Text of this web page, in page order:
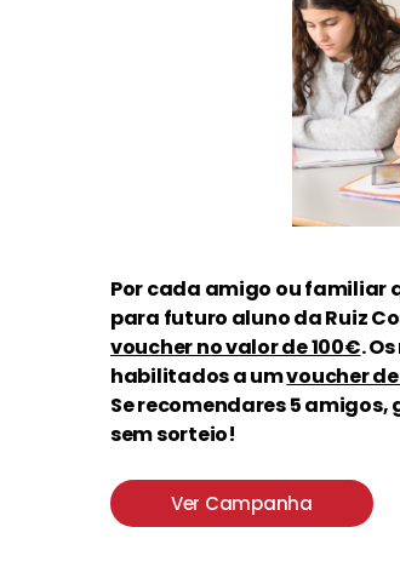
Por cada amigo ou familiar
para futuro aluno da Ruiz
voucher no valor de 100€.
habilitados a umvoucher
Se recomendares 5 amigos,
sem sorteio!
Ver Campanha